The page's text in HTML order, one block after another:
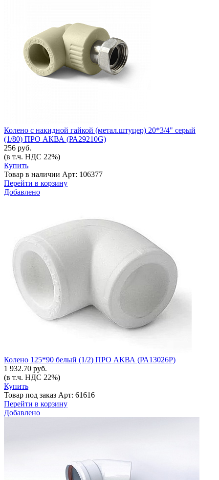
Колено с накидной гайкой (метал.штуцер) 20*3/4" серый
(1/80) ПРО АКВА (РА29210G)
256 руб.
(в т.ч. НДС 22%)
Купить
Товар в наличии Арт: 106377
Перейти в корзину
Добавлено
Колено 125*90 белый (1/2) ПРО АКВА (РА13026Р)
1 932.70 руб.
(в т.ч. НДС 22%)
Купить
Товар под заказ Арт: 61616
Перейти в корзину
Добавлено